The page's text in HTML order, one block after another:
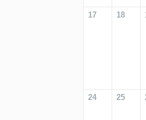
17 18
24 25